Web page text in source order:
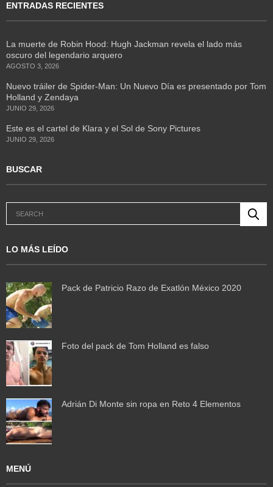
ENTRADAS RECIENTES
La muerte de Robin Hood: Hugh Jackman revela el lado más
oscuro del legendario arquero
AGOSTO 3, 2026
Nuevo tráiler de Spider-Man: Un Nuevo Día es presentado por Tom
Holland y Zendaya
JUNIO 29, 2026
Este es el cartel de Klara y el Sol de Sony Pictures
JUNIO 29, 2026
BUSCAR
LO MÁS LEÍDO
Pack de Patricio Razo de Exatlón México 2020
Foto del pack de Tom Holland es falso
Adrián Di Monte sin ropa en Reto 4 Elementos
MENÚ